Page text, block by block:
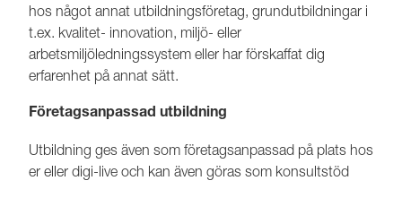
hos något annat utbildningsföretag, grundutbildningar i
t.ex. kvalitet- innovation, miljö- eller
arbetsmiljöledningssystem eller har förskaffat dig
erfarenhet på annat sätt.
Företagsanpassad utbildning
Utbildning ges även som företagsanpassad på plats hos
er eller digi-live och kan även göras som konsultstöd